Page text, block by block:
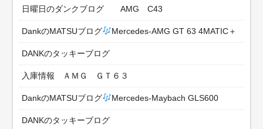
日曜日のダンクブログ AMG C43
DankのMATSUブログ Mercedes-AMG GT 63 4MATIC＋
DANKのタッキーブログ
入庫情報 ＡＭＧ ＧＴ６３
DankのMATSUブログ Mercedes-Maybach GLS600
DANKのタッキーブログ